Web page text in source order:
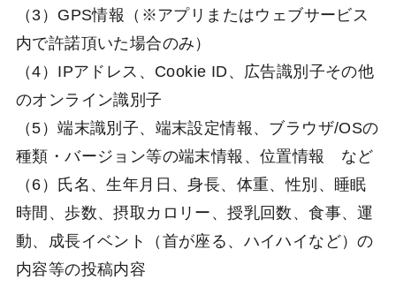
（3）GPS情報（※アプリまたはウェブサービス
内で許諾頂いた場合のみ）
（4）IPアドレス、Cookie ID、広告識別子その他
のオンライン識別子
（5）端末識別子、端末設定情報、ブラウザ/OSの
種類・バージョン等の端末情報、位置情報 など
（6）氏名、生年月日、身長、体重、性別、睡眠
時間、歩数、摂取カロリー、授乳回数、食事、運
動、成長イベント（首が座る、ハイハイなど）の
内容等の投稿内容